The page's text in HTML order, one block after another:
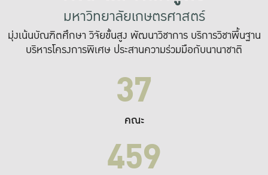
มหาวิทยาลัยเกษตรศาสตร์
มุ่งเน้นบัณฑิตศึกษา วิจัยขั้นสูง พัฒนาวิชาการ บริการวิชาพื้นฐาน
บริหารโครงการพิเศษ ประสานความร่วมมือกับนานาชาติ
37
คณะ
459